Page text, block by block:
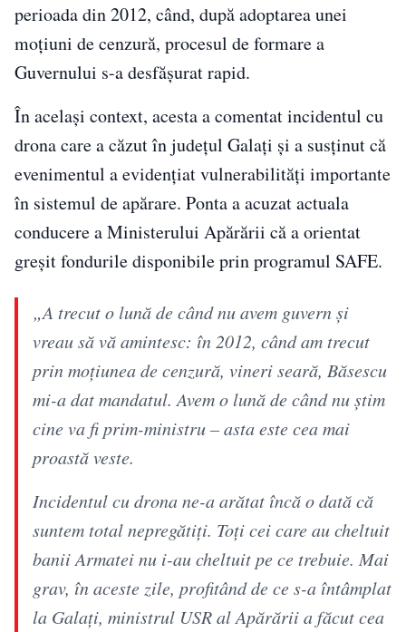
perioada din 2012, când, după adoptarea unei
moțiuni de cenzură, procesul de formare a
Guvernului s-a desfășurat rapid.
În același context, acesta a comentat incidentul cu
drona care a căzut în județul Galați și a susținut că
evenimentul a evidențiat vulnerabilități importante
în sistemul de apărare. Ponta a acuzat actuala
conducere a Ministerului Apărării că a orientat
greșit fondurile disponibile prin programul SAFE.
„A trecut o lună de când nu avem guvern și
vreau să vă amintesc: în 2012, când am trecut
prin moțiunea de cenzură, vineri seară, Băsescu
mi-a dat mandatul. Avem o lună de când nu știm
cine va fi prim-ministru – asta este cea mai
proastă veste.
Incidentul cu drona ne-a arătat încă o dată că
suntem total nepregătiți. Toți cei care au cheltuit
banii Armatei nu i-au cheltuit pe ce trebuie. Mai
grav, în aceste zile, profitând de ce s-a întâmplat
la Galați, ministrul USR al Apărării a făcut cea